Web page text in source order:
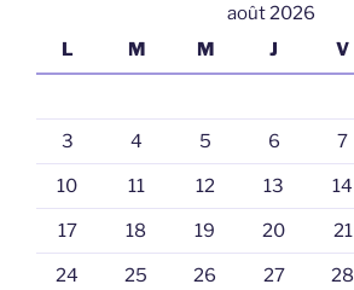
août 2026
L
M M J V
3 4 5 6 7
10 11 12 13 14
17 18 19 20 21
24 25 26 27 28